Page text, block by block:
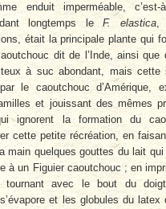
enduit imperméable, c’est-
longtemps leF. elastica,
était la principale plante qui
dit de l’Inde, ainsi que
à suc abondant, mais cette
le caoutchouc d’Amérique,
et jouissant des mêmes
ignorent la formation du
cette petite récréation, en
main quelques gouttes du lait qui
à un Figuier caoutchouc ; en
tournant avec le bout du
et les globules du latex